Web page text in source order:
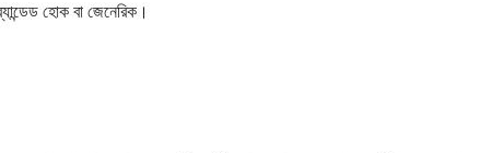
হোক বা জেনেরিক।